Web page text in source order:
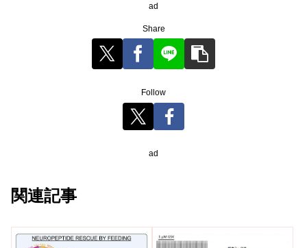
ad
Share
Follow
ad
関連記事